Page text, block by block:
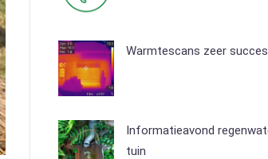
Warmtescans zeer
Informatieavond
tuin